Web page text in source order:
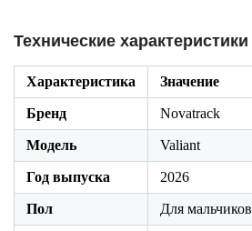
Технические характеристики
Характеристика Значение
Бренд Novatrack
Модель Valiant
Год выпуска 2026
Пол Для мальчиков